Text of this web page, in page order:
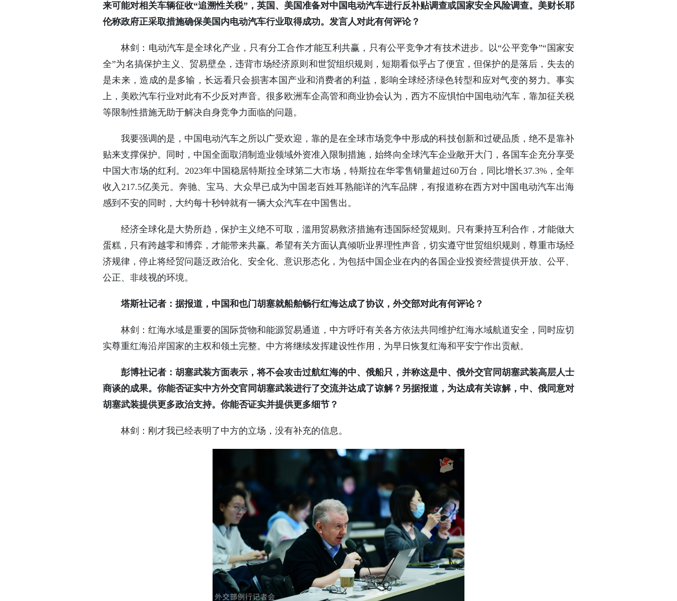
来可能对相关车辆征收“追溯性关税”，英国、美国准备对中国电动汽车进行反补贴调查或国家安全风险调查。美财长耶
伦称政府正采取措施确保美国内电动汽车行业取得成功。发言人对此有何评论？
林剑：电动汽车是全球化产业，只有分工合作才能互利共赢，只有公平竞争才有技术进步。以“公平竞争”“国家安
全”为名搞保护主义、贸易壁垒，违背市场经济原则和世贸组织规则，短期看似乎占了便宜，但保护的是落后，失去的
是未来，造成的是多输，长远看只会损害本国产业和消费者的利益，影响全球经济绿色转型和应对气变的努力。事实
上，美欧汽车行业对此有不少反对声音。很多欧洲车企高管和商业协会认为，西方不应惧怕中国电动汽车，靠加征关税
等限制性措施无助于解决自身竞争力面临的问题。
我要强调的是，中国电动汽车之所以广受欢迎，靠的是在全球市场竞争中形成的科技创新和过硬品质，绝不是靠补
贴来支撑保护。同时，中国全面取消制造业领域外资准入限制措施，始终向全球汽车企业敞开大门，各国车企充分享受
中国大市场的红利。2023年中国稳居特斯拉全球第二大市场，特斯拉在华零售销量超过60万台，同比增长37.3%，全年
收入217.5亿美元。奔驰、宝马、大众早已成为中国老百姓耳熟能详的汽车品牌，有报道称在西方对中国电动汽车出海
感到不安的同时，大约每十秒钟就有一辆大众汽车在中国售出。
经济全球化是大势所趋，保护主义绝不可取，滥用贸易救济措施有违国际经贸规则。只有秉持互利合作，才能做大
蛋糕，只有跨越零和博弈，才能带来共赢。希望有关方面认真倾听业界理性声音，切实遵守世贸组织规则，尊重市场经
济规律，停止将经贸问题泛政治化、安全化、意识形态化，为包括中国企业在内的各国企业投资经营提供开放、公平、
公正、非歧视的环境。
塔斯社记者：据报道，中国和也门胡塞就船舶畅行红海达成了协议，外交部对此有何评论？
林剑：红海水域是重要的国际货物和能源贸易通道，中方呼吁有关各方依法共同维护红海水域航道安全，同时应切
实尊重红海沿岸国家的主权和领土完整。中方将继续发挥建设性作用，为早日恢复红海和平安宁作出贡献。
彭博社记者：胡塞武装方面表示，将不会攻击过航红海的中、俄船只，并称这是中、俄外交官同胡塞武装高层人士
商谈的成果。你能否证实中方外交官同胡塞武装进行了交流并达成了谅解？另据报道，为达成有关谅解，中、俄同意对
胡塞武装提供更多政治支持。你能否证实并提供更多细节？
林剑：刚才我已经表明了中方的立场，没有补充的信息。